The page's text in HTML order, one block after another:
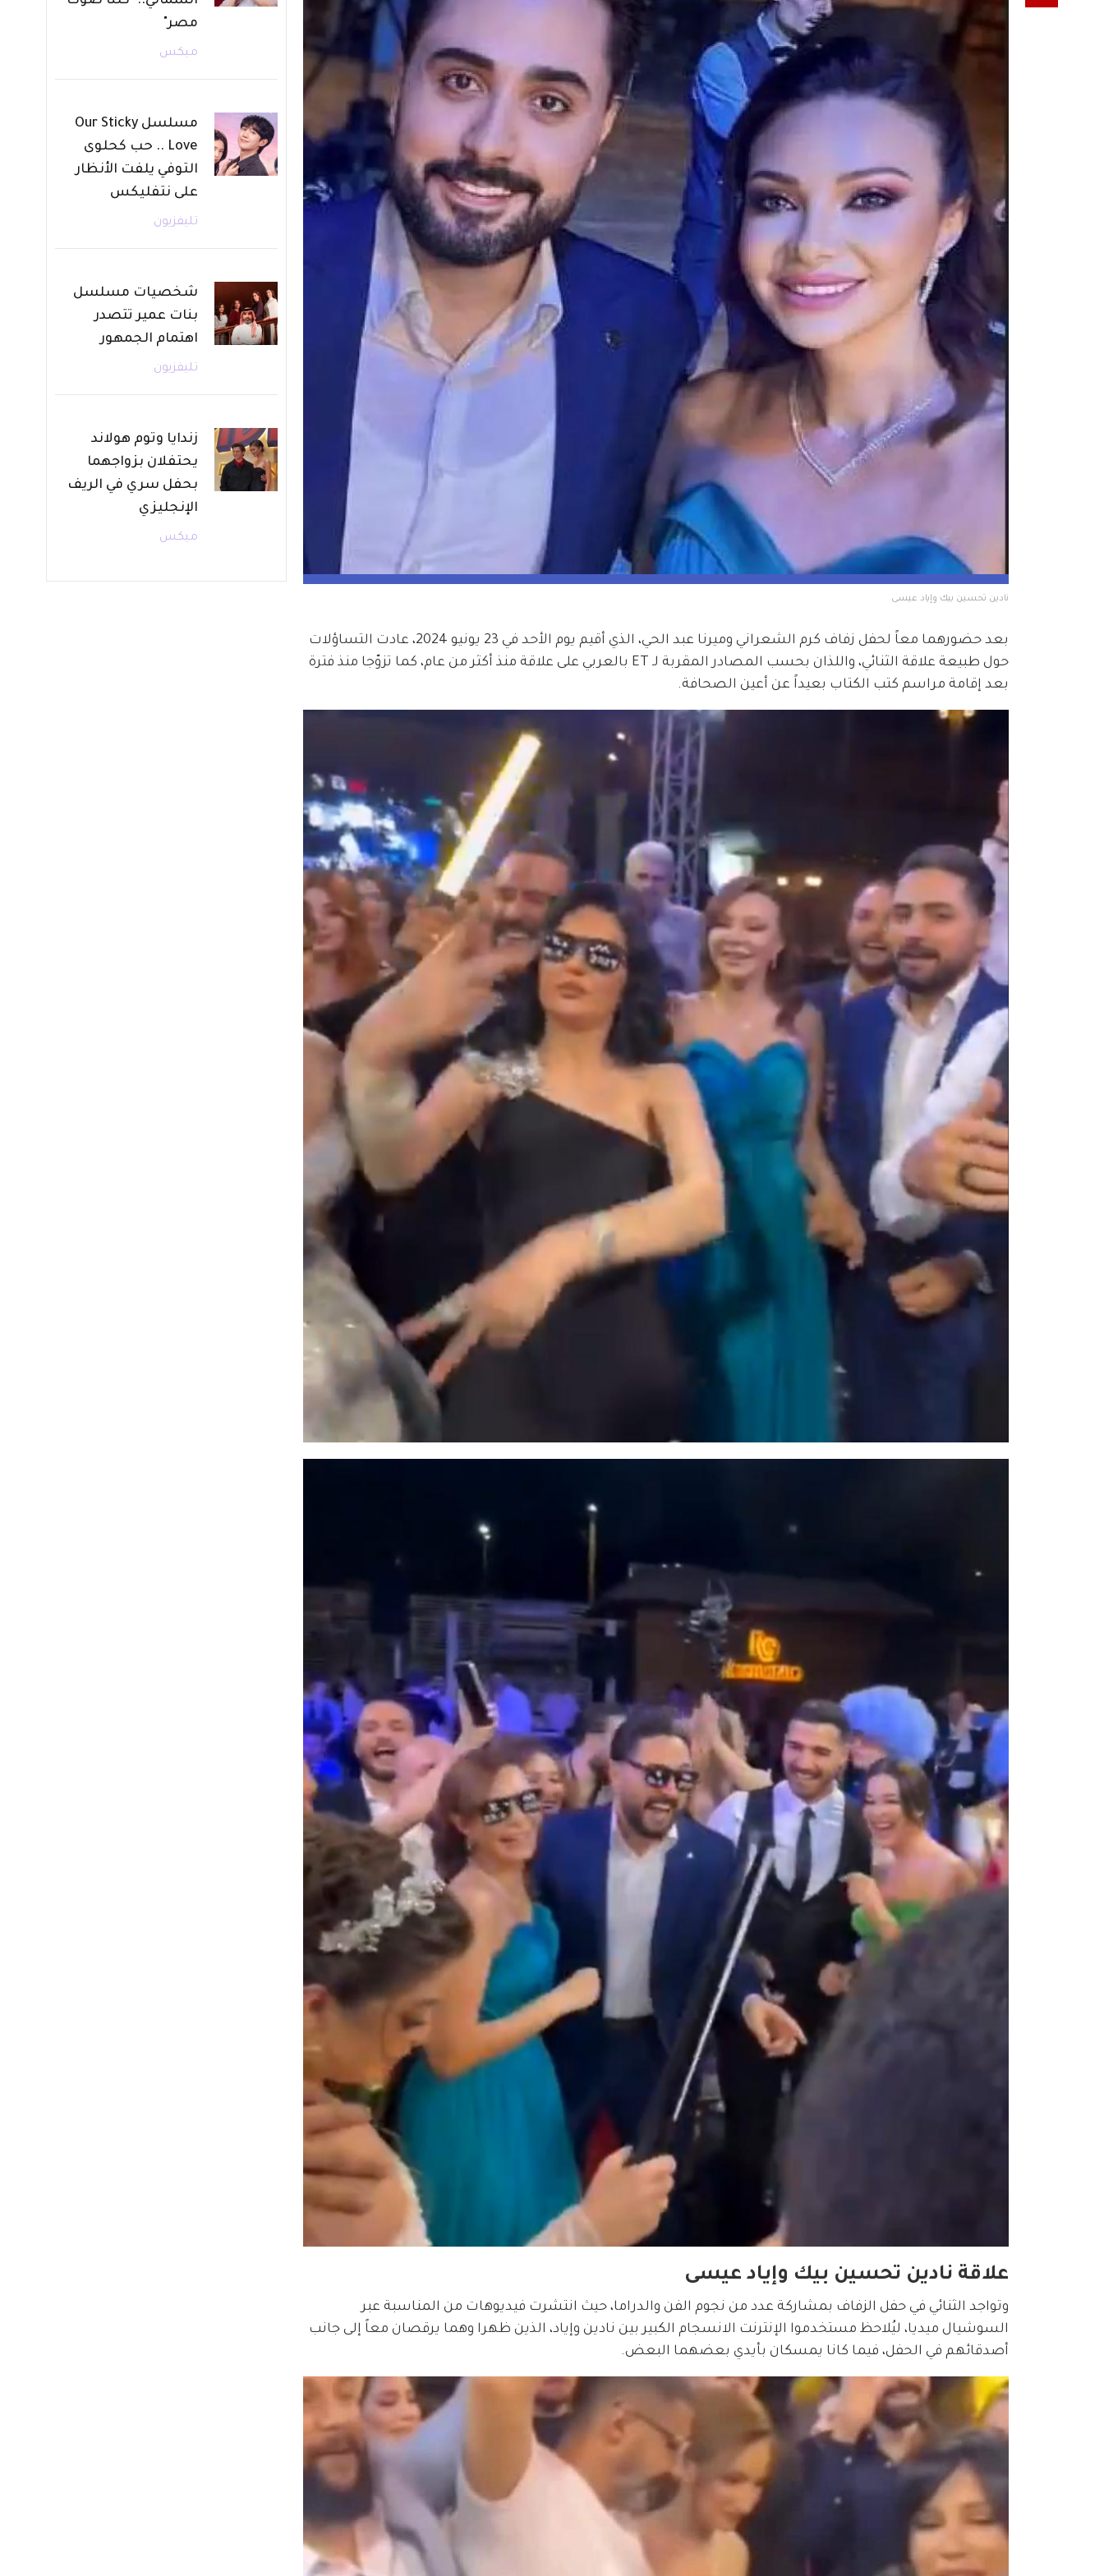
نادين تحسين بيك وإياد عيسى
بعد حضورهما معاً لحفل زفاف كرم الشعراني وميرنا عبد الحي، الذي أقيم يوم الأحد في 23 يونيو 2024، عادت التساؤلات
حول طبيعة علاقة الثنائي، واللذان بحسب المصادر المقربة لـ ET بالعربي على علاقة منذ أكثر من عام، كما تزوّجا منذ فترة
بعد إقامة مراسم كتب الكتاب بعيداً عن أعين الصحافة.
علاقة نادين تحسين بيك وإياد عيسى
وتواجد الثنائي في حفل الزفاف بمشاركة عدد من نجوم الفن والدراما، حيث انتشرت فيديوهات من المناسبة عبر
السوشيال ميديا، ليُلاحظ مستخدموا الإنترنت الانسجام الكبير بين نادين وإياد، الذين ظهرا وهما يرقصان معاً إلى جانب
أصدقائهم في الحفل، فيما كانا يمسكان بأيدي بعضهما البعض.
مصر"
ميكس
مسلسل Our Sticky
Love .. حب كحلوى
التوفي يلفت الأنظار
على نتفليكس
تليفزيون
شخصيات مسلسل
بنات عمير تتصدر
اهتمام الجمهور
تليفزيون
زندايا وتوم هولاند
يحتفلان بزواجهما
بحفل سري في الريف
الإنجليزي
ميكس